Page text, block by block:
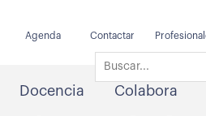
Agenda Contactar
Docencia Colabora